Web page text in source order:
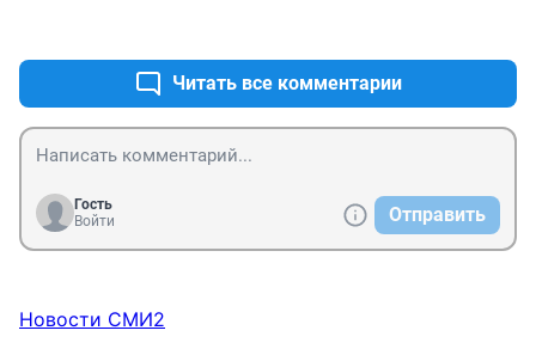
Читать все комментарии
Гость
Войти
Отправить
Новости СМИ2